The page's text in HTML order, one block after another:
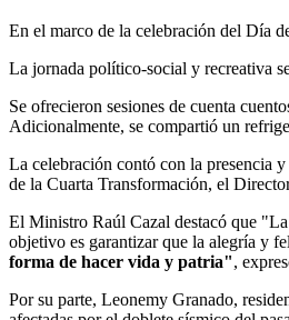
En el marco de la celebración del Día
La jornada político-social y recreativa
Se ofrecieron sesiones de cuenta
Adicionalmente, se compartió un
La celebración contó con la presencia
de la Cuarta Transformación, el
El Ministro Raúl Cazal destacó que
objetivo es garantizar que la alegría y
forma de hacer vida y patria",
Por su parte, Leonemy Granado,